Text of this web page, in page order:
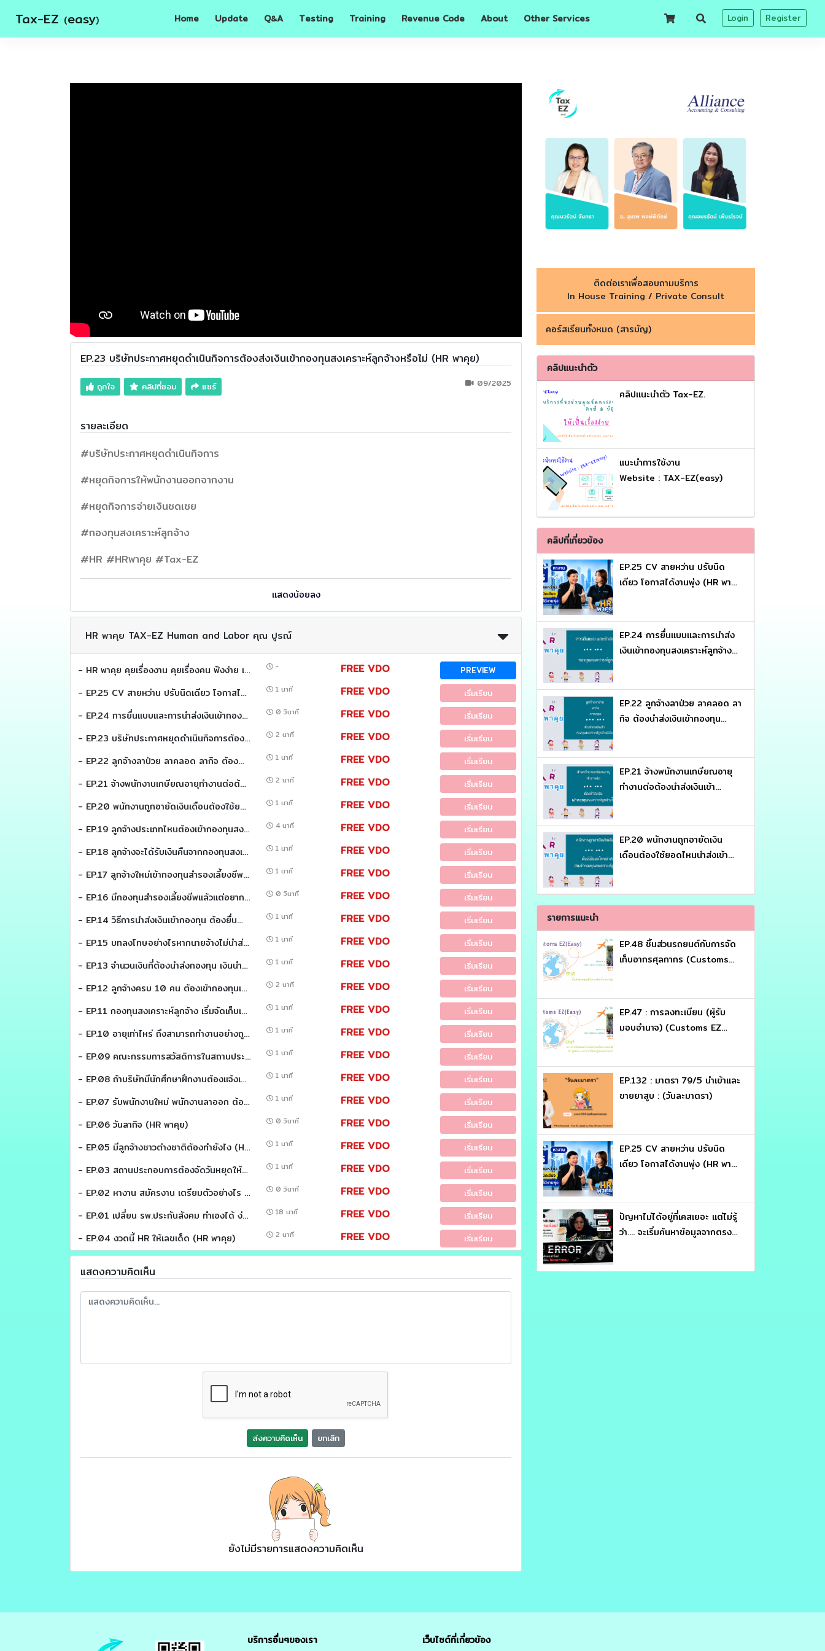
Tax-EZ (easy) Home Update Q&A Testing Training Revenue Code About Other Services Login Register
EP.23 บริษัทประกาศหยุดดำเนินกิจการต้องส่งเงินเข้ากองทุนสงเคราะห์ลูกจ้างหรือไม่ (HR พาคุย)
ถูกใจ คลิปที่ชอบ แชร์ 09/2025
รายละเอียด
#บริษัทประกาศหยุดดำเนินกิจการ
#หยุดกิจการให้พนักงานออกจากงาน
#หยุดกิจการจ่ายเงินชดเชย
#กองทุนสงเคราะห์ลูกจ้าง
#HR #HRพาคุย #Tax-EZ
แสดงน้อยลง
HR พาคุย TAX-EZ Human and Labor คุณ ปูรณ์
- HR พาคุย คุยเรื่องงาน คุยเรื่องคน ฟังง่าย เข้าใจเร็ว เพื่อให้คุณเข้าใจ เเละใช้งานได้จริง - FREE VDO PREVIEW
- EP.25 CV สายหว่าน ปรับนิดเดียว โอกาสได้งานพุ่ง (HR พาคุย) 1 นาที FREE VDO เริ่มเรียน
- EP.24 การยื่นแบบและการนำส่งเงินเข้ากองทุนสงเคราะห์ลูกจ้าง (HR พาคุย) 0 วินาที FREE VDO เริ่มเรียน
- EP.23 บริษัทประกาศหยุดดำเนินกิจการต้องส่งเงินเข้ากองทุนสงเคราะห์ลูกจ้างหรือไม่ (HR พาคุย) 2 นาที FREE VDO เริ่มเรียน
- EP.22 ลูกจ้างลาป่วย ลาคลอด ลากิจ ต้องนำส่งเงินเข้ากองทุนสงเคราะห์ลูกจ้างยังไง (HR พาคุย) 1 นาที FREE VDO เริ่มเรียน
- EP.21 จ้างพนักงานเกษียณอายุทำงานต่อต้องนำส่งเงินเข้ากองทุนสงเคราะห์ลูกจ้างหรือไม่ (HR พาคุย) 2 นาที FREE VDO เริ่มเรียน
- EP.20 พนักงานถูกอายัดเงินเดือนต้องใช้ยอดไหนนำส่งเข้ากองทุนสงเคราะห์ลูกจ้าง (HR พาคุย) 1 นาที FREE VDO เริ่มเรียน
- EP.19 ลูกจ้างประเภทไหนต้องเข้ากองทุนสงเคราะห์ลูกจ้าง (HR พาคุย) 4 นาที FREE VDO เริ่มเรียน
- EP.18 ลูกจ้างจะได้รับเงินคืนจากกองทุนสงเคราะห์ลูกจ้าง (HR พาคุย) 1 นาที FREE VDO เริ่มเรียน
- EP.17 ลูกจ้างใหม่เข้ากองทุนสำรองเลี้ยงชีพไม่ได้ ลาออกจากจากกองทุนสงเคราะห์ลูกจ้าง (HR พาคุย) 1 นาที FREE VDO เริ่มเรียน
- EP.16 มีกองทุนสำรองเลี้ยงชีพแล้วแต่อยากเข้ากองทุนสงเคราะห์ลูกจ้างอีก (HR พาคุย) 0 วินาที FREE VDO เริ่มเรียน
- EP.14 วิธีการนำส่งเงินเข้ากองทุน ต้องยื่นนำส่งที่ไหน จ่ายค่าจ้างเดือนละ2ครั้งต้องนำส่งยังไง (HR พาคุย) 1 นาที FREE VDO เริ่มเรียน
- EP.15 บทลงโทษอย่างไรหากนายจ้างไม่นำส่งเงินสะสมและเงินสมทบหรือนำส่งไม่ครบ หากนายจ้างไม่ยื่นแบบรายการ หรือไม่แจ้งเป็นหนังสือขอเปลี่ยนแปลงมีบทลงโทษอย่างไร (HR พาคุย) 1 นาที FREE VDO เริ่มเรียน
- EP.13 จำนวนเงินที่ต้องนำส่งกองทุน เงินนำส่งคำนวณจากอะไร ค่าล่วงเวลา ค่าทำงานในวันหยุด รวมคำนวณนำส่งหรือไม่ การหักเงินค่าจ้างมีกำหนดขั้นต่ำ–ขั้นสูงหรือไม่ (HR พาคุย) 1 นาที FREE VDO เริ่มเรียน
- EP.12 ลูกจ้างครบ 10 คน ต้องเข้ากองทุนเลยหรือไม่ มีกองทุนสำรองเลี้ยงชีพแล้วต้องเข้ากองทุนสงเคราะห์ลูกจ้างหรือไม่ กิจการที่ไม่อยู่ในข้อบังคับ ข้อยกเว้นไม่บังคับ (HR พาคุย) 2 นาที FREE VDO เริ่มเรียน
- EP.11 กองทุนสงเคราะห์ลูกจ้าง เริ่มจัดเก็บเมื่อไร? กิจการไหนต้องเข้าบ้าง? นับลูกจ้างยังไง? (HR พาคุย) 1 นาที FREE VDO เริ่มเรียน
- EP.10 อายุเท่าไหร่ ถึงสามารถทำงานอย่างถูกกฏหมายได้ (HR พาคุย) 1 นาที FREE VDO เริ่มเรียน
- EP.09 คณะกรรมการสวัสดิการในสถานประกอบกิจการ (HR พาคุย) 1 นาที FREE VDO เริ่มเรียน
- EP.08 ถ้าบริษัทมีนักศึกษาฝึกงานต้องแจ้งเข้าประกันสังคมหรือไม่ (HR พาคุย) 1 นาที FREE VDO เริ่มเรียน
- EP.07 รับพนักงานใหม่ พนักงานลาออก ต้องแจ้งประกันสังคมภายในกี่วัน (HR พาคุย) 1 นาที FREE VDO เริ่มเรียน
- EP.06 วันลากิจ (HR พาคุย) 0 วินาที FREE VDO เริ่มเรียน
- EP.05 มีลูกจ้างชาวต่างชาติต้องทำยังไง (HR พาคุย) 1 นาที FREE VDO เริ่มเรียน
- EP.03 สถานประกอบการต้องจัดวันหยุดให้พนักงาน (HR พาคุย) 1 นาที FREE VDO เริ่มเรียน
- EP.02 หางาน สมัครงาน เตรียมตัวอย่างไร (HR พาคุย) 0 วินาที FREE VDO เริ่มเรียน
- EP.01 เปลี่ยน รพ.ประกันสังคม ทำเองได้ ง่ายนิดเดียว (HR พาคุย) 18 นาที FREE VDO เริ่มเรียน
- EP.04 งวดนี้ HR ให้เลขเด็ด (HR พาคุย) 2 นาที FREE VDO เริ่มเรียน
แสดงความคิดเห็น
ส่งความคิดเห็น ยกเลิก
ยังไม่มีรายการแสดงความคิดเห็น
ติดต่อเราเพื่อสอบถามบริการ
In House Training / Private Consult
คอร์สเรียนทั้งหมด (สารบัญ)
คลิปแนะนำตัว
คลิปแนะนำตัว Tax-EZ.
เเนะนำการใช้งาน
Website : TAX-EZ(easy)
คลิปที่เกี่ยวข้อง
EP.25 CV สายหว่าน ปรับนิด
เดียว โอกาสได้งานพุ่ง (HR พา
EP.24 การยื่นแบบและการนำส่ง
เงินเข้ากองทุนสงเคราะห์ลูกจ้าง
EP.22 ลูกจ้างลาป่วย ลาคลอด ลา
กิจ ต้องนำส่งเงินเข้ากองทุน
EP.21 จ้างพนักงานเกษียณอายุ
ทำงานต่อต้องนำส่งเงินเข้า
EP.20 พนักงานถูกอายัดเงิน
เดือนต้องใช้ยอดไหนนำส่งเข้า
รายการแนะนำ
EP.48 ชิ้นส่วนรถยนต์กับการจัด
เก็บอากรศุลกากร (Customs
EP.47 : การลงทะเบียน (ผู้รับ
มอบอำนาจ) (Customs EZ
EP.132 : มาตรา 79/5 นำเข้าและ
ขายยาสูบ : (วันละมาตรา)
EP.25 CV สายหว่าน ปรับนิด
เดียว โอกาสได้งานพุ่ง (HR พา
ปัญหาไม่ได้อยู่ที่เคสเยอะ แต่ไม่รู้
ว่า.... จะเริ่มค้นหาข้อมูลจากตรง